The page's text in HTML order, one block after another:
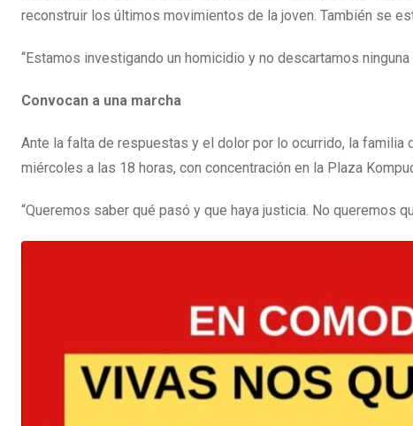
reconstruir los últimos movimientos de la joven. También se
“Estamos investigando un homicidio y no descartamos
Convocan a una marcha
Ante la falta de respuestas y el dolor por lo ocurrido, la familia
miércoles a las 18 horas, con concentración en la Plaza
“Queremos saber qué pasó y que haya justicia. No queremos